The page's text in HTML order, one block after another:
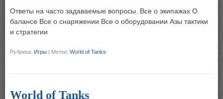
Ответы на часто задаваемые вопросы. Все о экипажах О
балансе Все о снаряжении Все о оборудовании Азы тактики
и стратегии
Рубрика: Игры | Метки: World of Tanks
World of Tanks